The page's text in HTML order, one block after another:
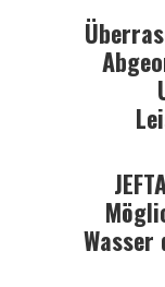
Wasser